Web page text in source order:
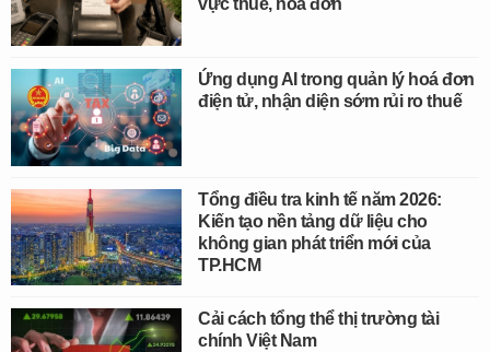
Ứng dụng AI trong quản lý hoá đơn
điện tử, nhận diện sớm rủi ro thuế
Tổng điều tra kinh tế năm 2026:
Kiến tạo nền tảng dữ liệu cho
không gian phát triển mới của
TP.HCM
Cải cách tổng thể thị trường tài
chính Việt Nam